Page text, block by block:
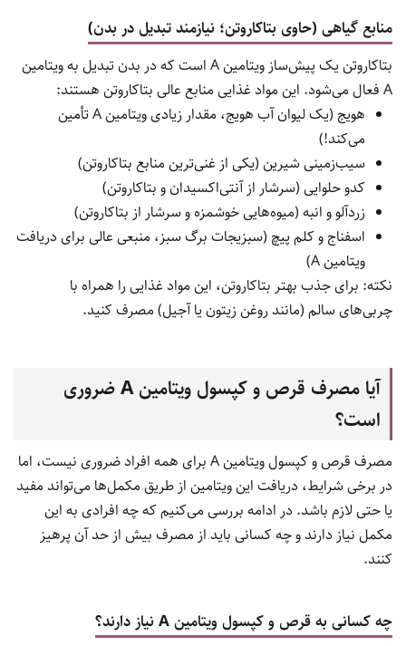
منابع گیاهی (حاوی بتاکاروتن؛ نیازمند تبدیل در بدن)
بتاکاروتن یک پیش‌ساز ویتامین A است که در بدن تبدیل به ویتامین
A فعال می‌شود. این مواد غذایی منابع عالی بتاکاروتن هستند:
هویج (یک لیوان آب هویج، مقدار زیادی ویتامین A تأمین
می‌کند!)
سیب‌زمینی شیرین (یکی از غنی‌ترین منابع بتاکاروتن)
کدو حلوایی (سرشار از آنتی‌اکسیدان و بتاکاروتن)
زردآلو و انبه (میوه‌هایی خوشمزه و سرشار از بتاکاروتن)
اسفناج و کلم پیچ (سبزیجات برگ سبز، منبعی عالی برای دریافت
ویتامین A)
نکته: برای جذب بهتر بتاکاروتن، این مواد غذایی را همراه با
چربی‌های سالم (مانند روغن زیتون یا آجیل) مصرف کنید.
آیا مصرف قرص و کپسول ویتامین A ضروری
است؟
مصرف قرص و کپسول ویتامین A برای همه افراد ضروری نیست، اما
در برخی شرایط، دریافت این ویتامین از طریق مکمل‌ها می‌تواند مفید
یا حتی لازم باشد. در ادامه بررسی می‌کنیم که چه افرادی به این
مکمل نیاز دارند و چه کسانی باید از مصرف بیش از حد آن پرهیز
کنند.
چه کسانی به قرص و کپسول ویتامین A نیاز دارند؟